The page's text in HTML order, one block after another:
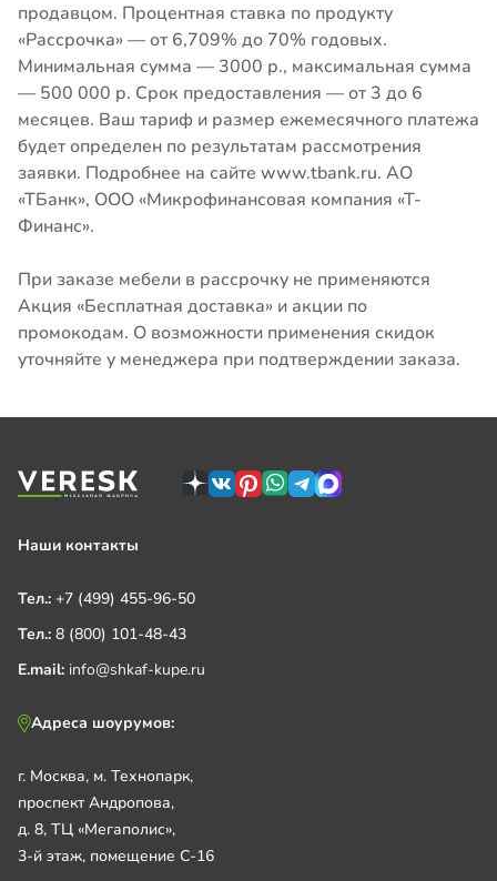
продавцом. Процентная ставка по продукту
«Рассрочка» — от 6,709% до 70% годовых.
Минимальная сумма — 3000 р., максимальная сумма
— 500 000 р. Срок предоставления — от 3 до 6
месяцев. Ваш тариф и размер ежемесячного платежа
будет определен по результатам рассмотрения
заявки. Подробнее на сайте www.tbank.ru. АО
«ТБанк», ООО «Микрофинансовая компания «Т-
Финанс».
При заказе мебели в рассрочку не применяются
Акция «Бесплатная доставка» и акции по
промокодам. О возможности применения скидок
уточняйте у менеджера при подтверждении заказа.
Наши контакты
Тел.: +7 (499) 455-96-50
Тел.: 8 (800) 101-48-43
E.mail: info@shkaf-kupe.ru
Адреса шоурумов:
г. Москва, м. Технопарк,
проспект Андропова,
д. 8, ТЦ «Мегаполис»,
3-й этаж, помещение С-16